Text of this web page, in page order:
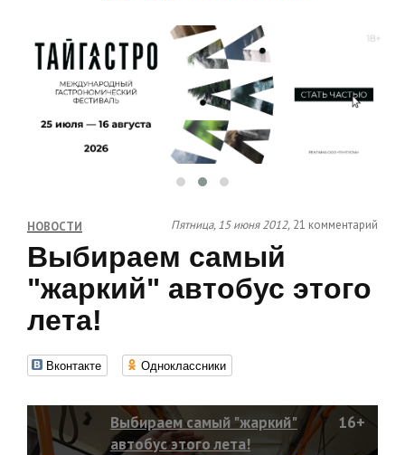
НОВОСТИ Пятница, 15 июня 2012, 21 комментарий
Выбираем самый
"жаркий" автобус этого
лета!
Вконтакте Одноклассники
Выбираем самый "жаркий"
автобус этого лета!
16+